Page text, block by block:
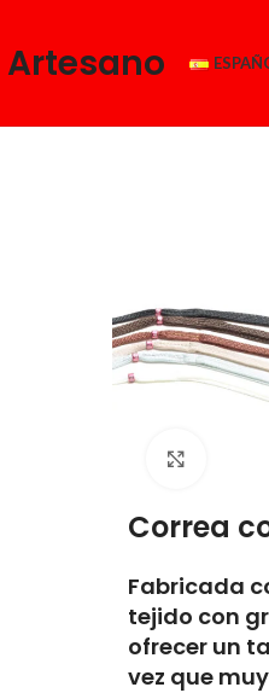
Correa
Fabricada
tejido con
ofrecer un
vez que